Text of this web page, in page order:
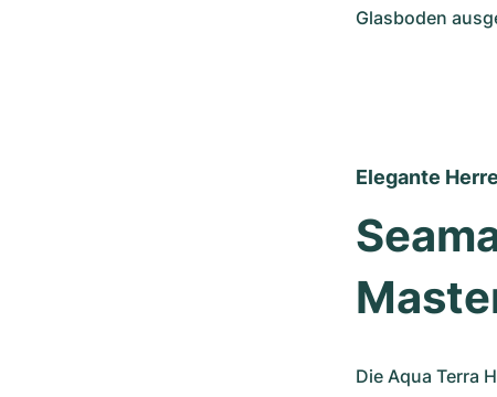
Glasboden
Elegante
Die Aqua Terra